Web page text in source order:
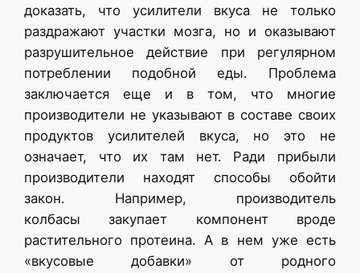
доказать, что усилители вкуса не только
раздражают участки мозга, но и оказывают
разрушительное действие при регулярном
потреблении подобной еды. Проблема
заключается еще и в том, что многие
производители не указывают в составе своих
продуктов усилителей вкуса, но это не
означает, что их там нет. Ради прибыли
производители находят способы обойти
закон. Например, производитель
колбасы закупает компонент вроде
растительного протеина. А в нем уже есть
«вкусовые добавки» от родного